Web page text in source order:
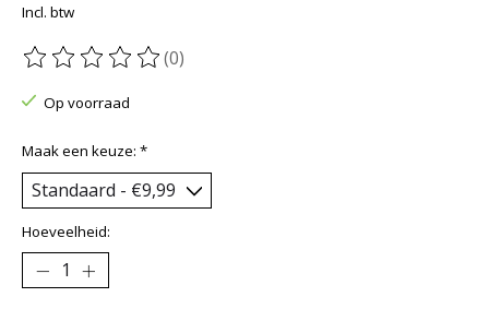
Incl. btw
De beoordeling van dit product is
(0)
Op voorraad
Maak een keuze: *
Hoeveelheid: